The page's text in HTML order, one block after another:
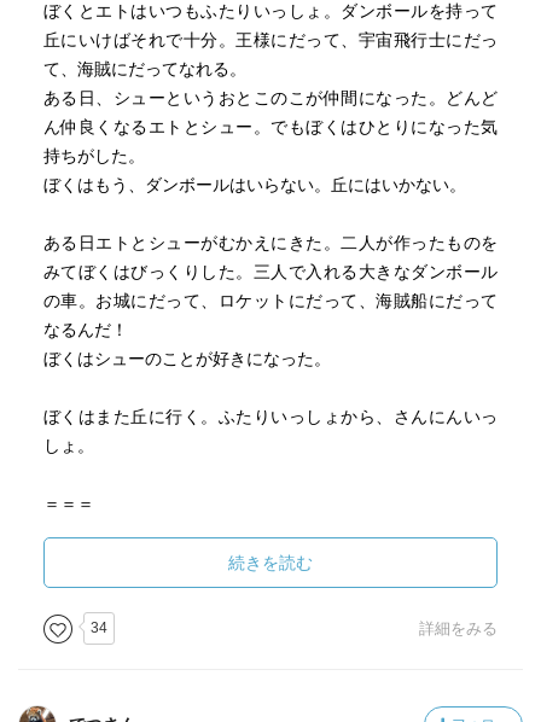
ぼくとエトはいつもふたりいっしょ。ダンボールを持って
丘にいけばそれで十分。王様にだって、宇宙飛行士にだっ
て、海賊にだってなれる。
ある日、シューというおとこのこが仲間になった。どんど
ん仲良くなるエトとシュー。でもぼくはひとりになった気
持ちがした。
ぼくはもう、ダンボールはいらない。丘にはいかない。
ある日エトとシューがむかえにきた。二人が作ったものを
みてぼくはびっくりした。三人で入れる大きなダンボール
の車。お城にだって、ロケットにだって、海賊船にだって
なるんだ！
ぼくはシューのことが好きになった。
ぼくはまた丘に行く。ふたりいっしょから、さんにんいっ
しょ。
＝＝＝
さ、おいていかれた気持ち。
そして受け入れる気持ち。
新しいものだって良いものだって分かる。
です！
続きを読む
34 詳細をみる